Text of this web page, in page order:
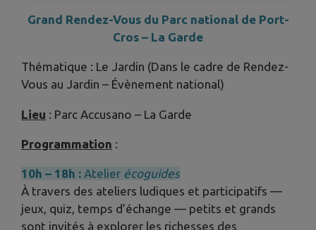
Grand Rendez-Vous du Parc national de Port-
Cros – La Garde
Thématique : Le Jardin (Dans le cadre de Rendez-
Vous au Jardin – Évènement national)
Lieu : Parc Accusano – La Garde
Programmation :
10h – 18h : Atelier écoguides
À travers des ateliers ludiques et participatifs —
jeux, quiz, temps d’échange — petits et grands
sont invités à explorer les richesses des